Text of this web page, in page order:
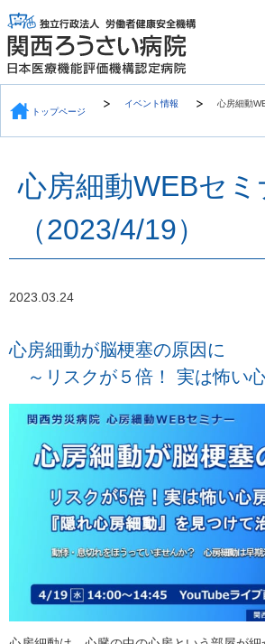
トップページ
イベント情報 心房細動
心房細動WEBセミ
（2023/4/19）
2023.03.24
心房細動が脳梗塞の原因に
～リスクが５倍！ 実は怖い